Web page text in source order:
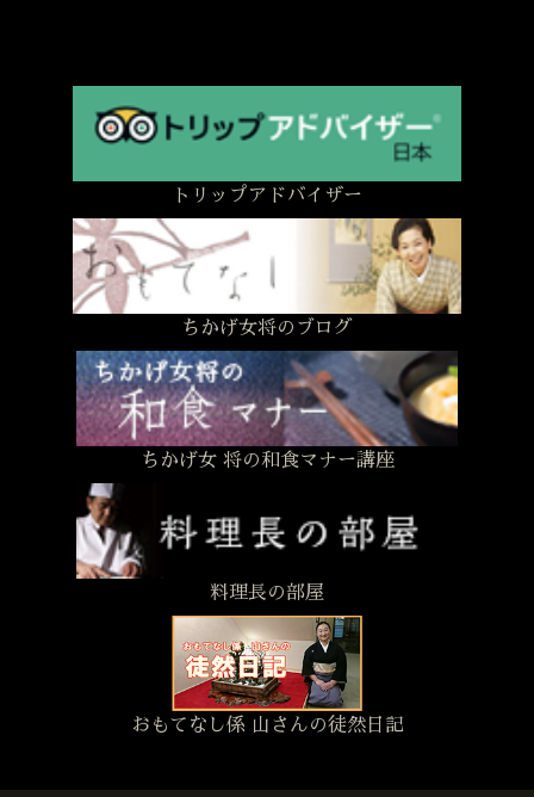
トリップアドバイザー
ちかげ女将のブログ
ちかげ女 将の和食マナー講座
料理長の部屋
おもてなし係 山さんの徒然日記